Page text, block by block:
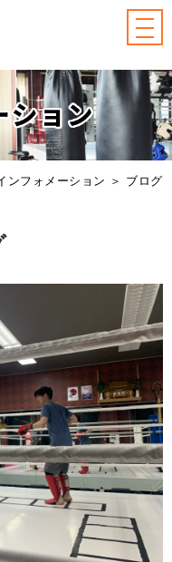
ンフォメーション ＞ ブログ